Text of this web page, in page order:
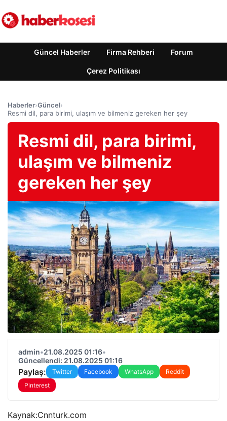
Güncel Haberler Firma Rehberi Forum
Çerez Politikası
Haberler›Güncel›
Resmi dil, para birimi, ulaşım ve bilmeniz gereken her şey
Resmi dil, para birimi,
ulaşım ve bilmeniz
gereken her şey
admin•21.08.2025 01:16•
Güncellendi: 21.08.2025 01:16
Paylaş: Twitter Facebook WhatsApp
Reddit
Pinterest
Kaynak:Cnnturk.com